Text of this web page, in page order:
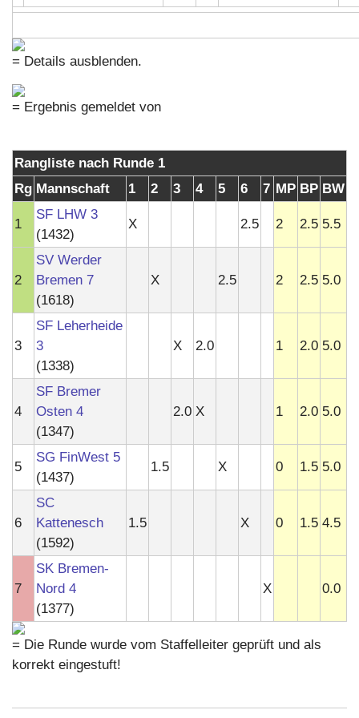
= Details ausblenden.
= Ergebnis gemeldet von
Rangliste nach Runde 1
Rg Mannschaft 1 2 3 4 5 6 7 MP BP BW
1
SF LHW 3
(1432)
X 2.5 2 2.5 5.5
2
SV Werder
Bremen 7
(1618)
X 2.5 2 2.5 5.0
3
SF Leherheide
3
(1338)
X 2.0 1 2.0 5.0
4
SF Bremer
Osten 4
(1347)
2.0 X 1 2.0 5.0
5
SG FinWest 5
(1437)
1.5 X 0 1.5 5.0
6
SC
Kattenesch
(1592)
1.5 X 0 1.5 4.5
7
SK Bremen-
Nord 4
(1377)
X 0.0
= Die Runde wurde vom Staffelleiter geprüft und als
korrekt eingestuft!